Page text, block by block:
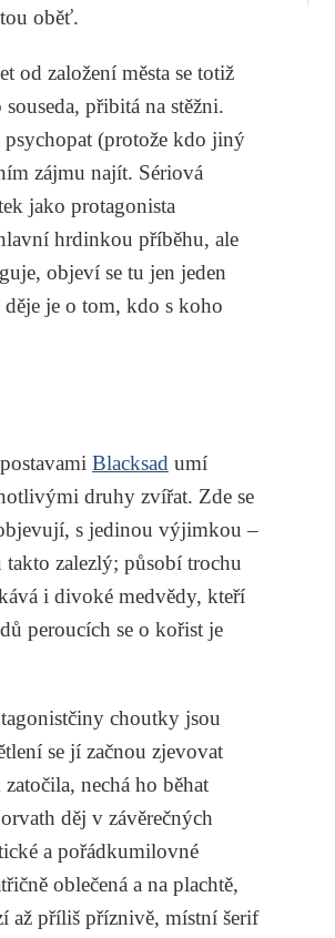
oběť.
od založení města se totiž
přibitá na stěžni.
(protože kdo jiný
zájmu najít. Sériová
jako protagonista
hrdinkou příběhu, ale
objeví se tu jen jeden
je o tom, kdo s koho
Blacksad umí
druhy zvířat. Zde se
s jedinou výjimkou –
zalezlý; působí trochu
i divoké medvědy, kteří
peroucích se o kořist je
choutky jsou
se jí začnou zjevovat
nechá ho běhat
děj v závěrečných
a pořádkumilovné
oblečená a na plachtě,
až příliš příznivě, místní šerif